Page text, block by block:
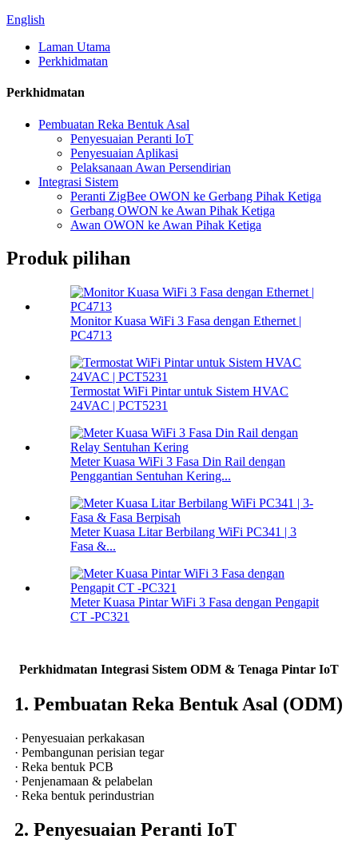
English
Laman Utama
Perkhidmatan
Perkhidmatan
Pembuatan Reka Bentuk Asal
Penyesuaian Peranti IoT
Penyesuaian Aplikasi
Pelaksanaan Awan Persendirian
Integrasi Sistem
Peranti ZigBee OWON ke Gerbang Pihak Ketiga
Gerbang OWON ke Awan Pihak Ketiga
Awan OWON ke Awan Pihak Ketiga
Produk pilihan
Monitor Kuasa WiFi 3 Fasa dengan Ethernet |
PC4713
Termostat WiFi Pintar untuk Sistem HVAC
24VAC | PCT5231
Meter Kuasa WiFi 3 Fasa Din Rail dengan
Penggantian Sentuhan Kering...
Meter Kuasa Litar Berbilang WiFi PC341 | 3
Fasa &...
Meter Kuasa Pintar WiFi 3 Fasa dengan Pengapit
CT -PC321
Perkhidmatan Integrasi Sistem ODM & Tenaga Pintar IoT
1. Pembuatan Reka Bentuk Asal (ODM)
· Penyesuaian perkakasan
· Pembangunan perisian tegar
· Reka bentuk PCB
· Penjenamaan & pelabelan
· Reka bentuk perindustrian
2. Penyesuaian Peranti IoT